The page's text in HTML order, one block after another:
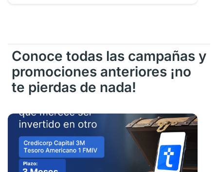
Conoce todas las campañas y
promociones anteriores ¡no
te pierdas de nada!